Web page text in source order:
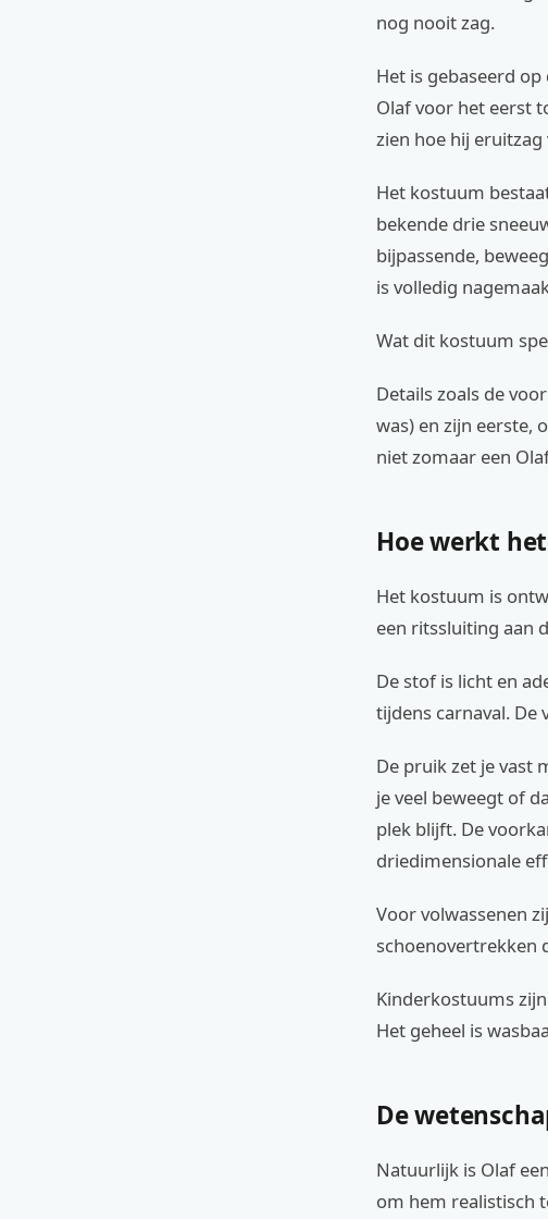
nog nooit zag.
Het is gebaseerd
Olaf voor het eerst
zien hoe hij
Het kostuum
bekende drie
bijpassende,
is volledig
Wat dit kostuum
Details zoals de
was) en zijn eerste,
niet zomaar een
Hoe werkt
Het kostuum is
een ritssluiting aan
De stof is licht en
tijdens carnaval.
De pruik zet je vast
je veel beweegt of
plek blijft. De
driedimensionale
Voor volwassenen
schoenovertrekken
Kinderkostuums
Het geheel is
De
Natuurlijk is Olaf
om hem realistisch